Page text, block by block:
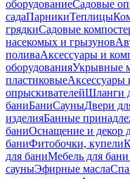
оборудованиеСадовые
садаПарникиТеплицы
грядкиСадовые
насекомых и грызунов
поливаАксессуары и
оборудованияУкрывные
пластиковыеАксессуары
опрыскивателейШланги
баниБаниСауныДвери
изделияБанные
баниОснащение и декор
баниФитобочки, купели
для баниМебель для
сауныЭфирные масла